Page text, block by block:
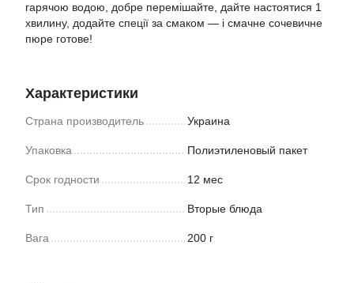
гарячою водою, добре перемішайте, дайте настоятися 1
хвилину, додайте спеції за смаком — і смачне сочевичне
пюре готове!
Характеристики
Страна производитель Украина
Упаковка Полиэтиленовый пакет
Срок годности 12 мес
Тип Вторые блюда
Вага 200 г